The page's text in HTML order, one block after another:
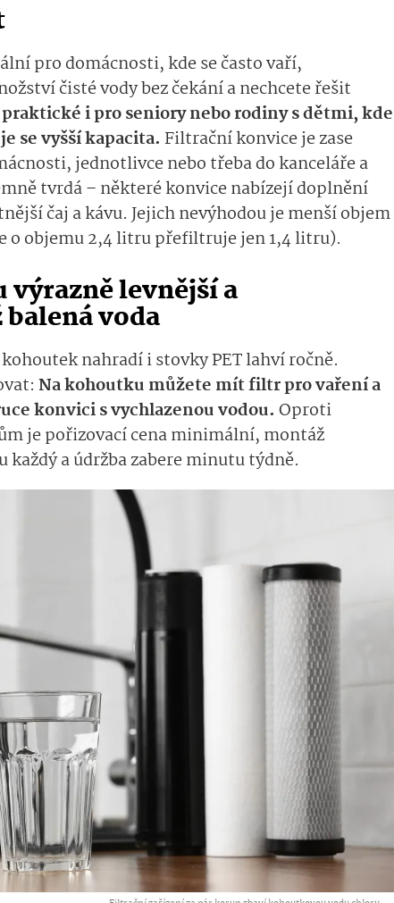
pro domácnosti, kde se často vaří,
čisté vody bez čekání a nechcete řešit
praktické i pro seniory nebo rodiny s dětmi, kde
se vyšší kapacita. Filtrační konvice je zase
jednotlivce nebo třeba do kanceláře a
tvrdá – některé konvice nabízejí doplnění
čaj a kávu. Jejich nevýhodou je menší objem
o objemu 2,4 litru přefiltruje jen 1,4 litru).
výrazně levnější a
voda
nahradí i stovky PET lahví ročně.
Na kohoutku můžete mít filtr pro vaření a
konvici s vychlazenou vodou. Oproti
je pořizovací cena minimální, montáž
každý a údržba zabere minutu týdně.